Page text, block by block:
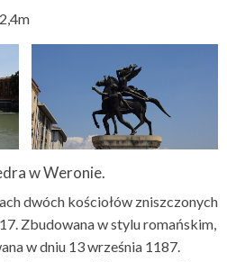
w Weronie.
dwóch kościołów zniszczonych
Zbudowana w stylu romańskim,
w dniu 13 września 1187.